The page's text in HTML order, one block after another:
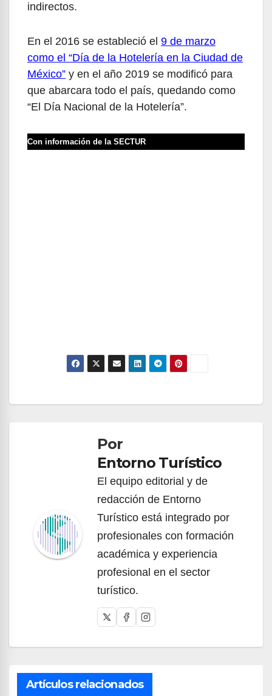
indirectos.
En el 2016 se estableció el 9 de marzo
como el “Día de la Hotelería en la Ciudad de
México” y en el año 2019 se modificó para
que abarcara todo el país, quedando como
“El Día Nacional de la Hotelería”.
Con información de la SECTUR
Navegación
entradasPor
Entorno Turístico
El equipo editorial y de
redacción de Entorno
Turístico está integrado por
profesionales con formación
académica y experiencia
profesional en el sector
turístico.
Artículos relacionados